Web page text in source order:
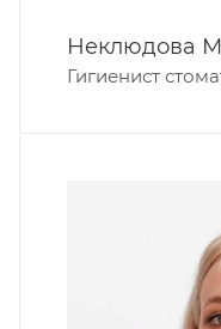
Неклюдова
Гигиенист